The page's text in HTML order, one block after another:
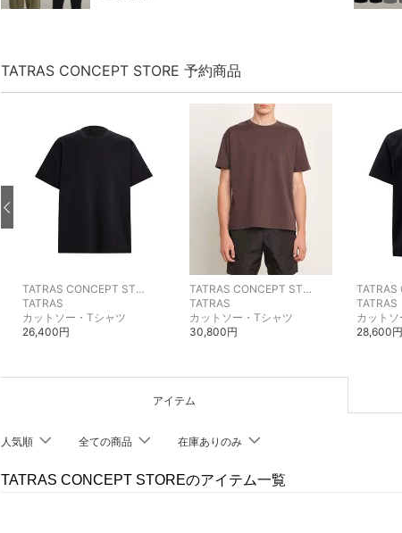
TATRAS CONCEPT STORE 予約商品
TATRAS CONCEPT STORE
TATRAS
カットソー・Tシャツ
26,400円
TATRAS CONCEPT STORE
TATRAS
カットソー・Tシャツ
30,800円
TATRAS
カット
28,600円
アイテム
人気順 全ての商品 在庫ありのみ
TATRAS CONCEPT STOREのアイテム一覧